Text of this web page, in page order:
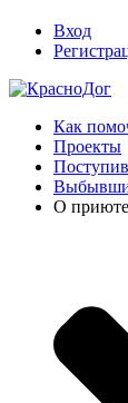
Вход
Как
Проекты
О приюте